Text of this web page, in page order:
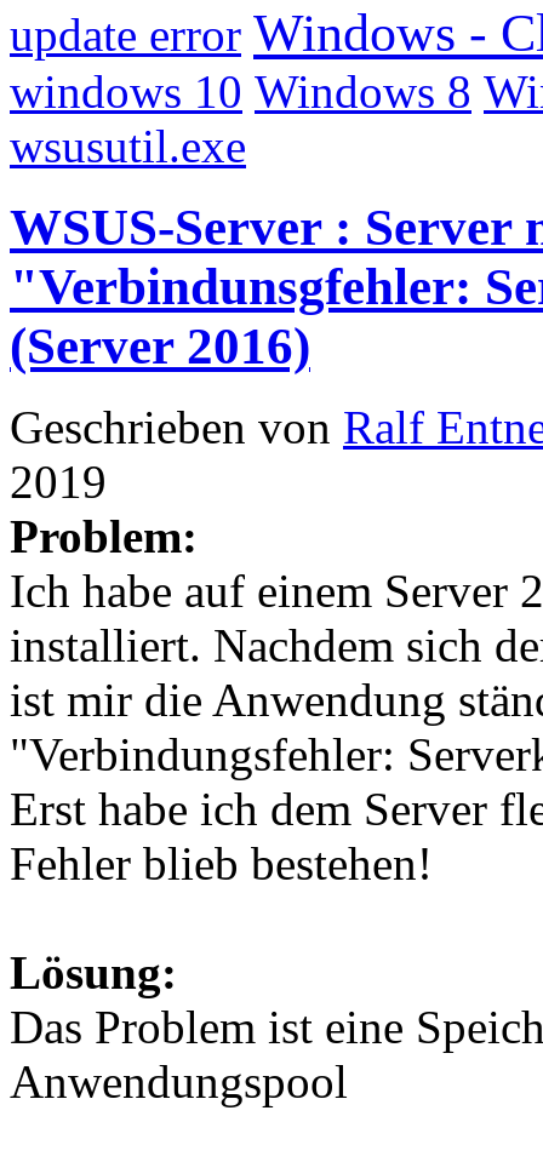
update error Windows -
windows 10 Windows 8
wsusutil.exe
WSUS-Server : Server
"Verbindunsgfehler:
(Server 2016)
Geschrieben von Ralf
2019
Problem:
Ich habe auf einem Server
installiert. Nachdem sich
ist mir die Anwendung
"Verbindungsfehler:
Erst habe ich dem Server
Fehler blieb bestehen!
Lösung:
Das Problem ist eine
Anwendungspool